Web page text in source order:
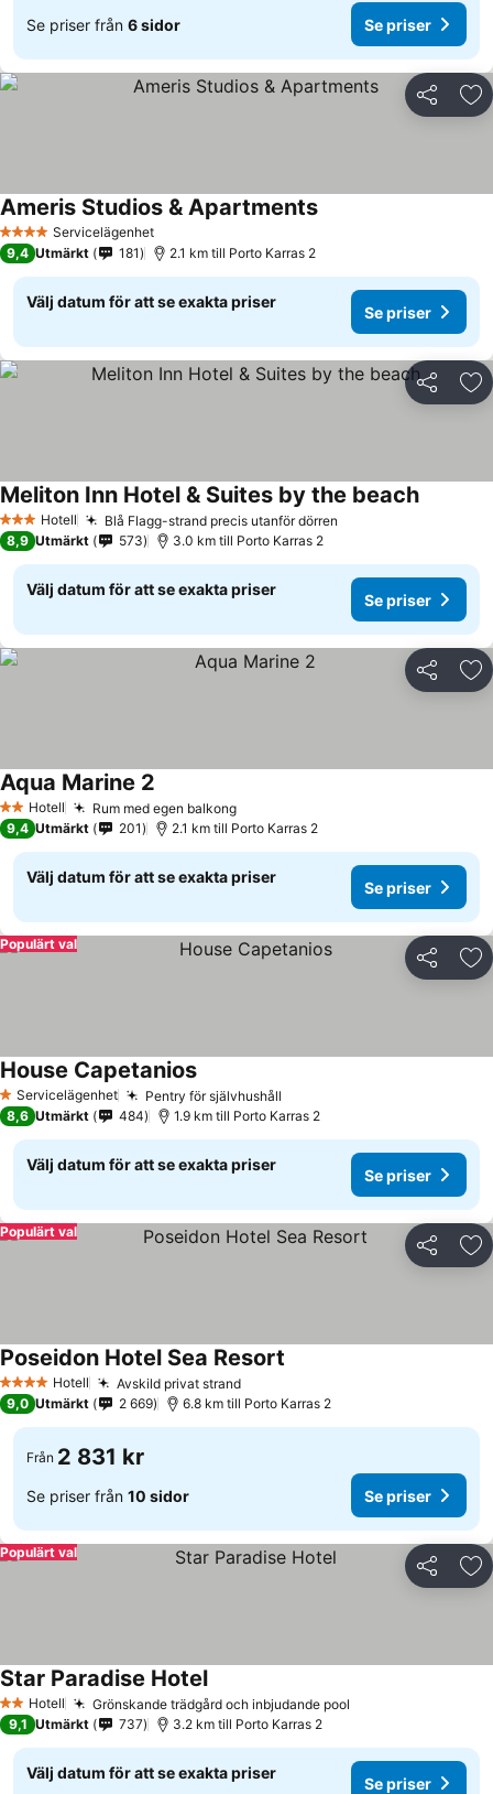
Se priser från 6 sidor Se priser
Dela
4 StjärnorServicelägenhet
Ameris Studios & Apartments
9,4 Utmärkt 181 2.1 km till Porto Karras 2
Välj datum för att se exakta priser
Se priser
Dela
3 StjärnorHotell Blå Flagg-strand precis utanför dörren
Meliton Inn Hotel & Suites by the beach
8,9 Utmärkt 573 3.0 km till Porto Karras 2
Välj datum för att se exakta priser
Se priser
Dela
2 Stjärnor
Hotell Rum med egen balkong
Aqua Marine 2
9,4 Utmärkt 201 2.1 km till Porto Karras 2
Välj datum för att se exakta priser
Se priser
Dela
Populärt val
1 Stjärnor
Servicelägenhet Pentry för självhushåll
House Capetanios
8,6 Utmärkt 484 1.9 km till Porto Karras 2
Välj datum för att se exakta priser
Se priser
Dela
Populärt val
4 StjärnorHotell Avskild privat strand
Poseidon Hotel Sea Resort
9,0 Utmärkt 2 669 6.8 km till Porto Karras 2
Från 2 831 kr
Se priser från 10 sidor Se priser
Dela
Populärt val
2 Stjärnor
Hotell Grönskande trädgård och inbjudande pool
Star Paradise Hotel
9,1 Utmärkt 737 3.2 km till Porto Karras 2
Välj datum för att se exakta priser
Se priser